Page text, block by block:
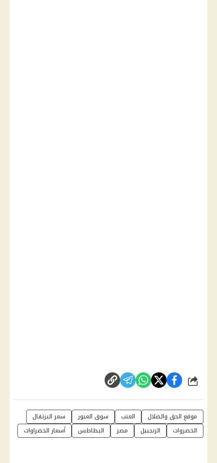
شارك
موقع الحق والضلال العنب سوق العبور
سعر البرتقال
الخضروات
الزنجبيل مصر البطاطس أسعار الخضراوات